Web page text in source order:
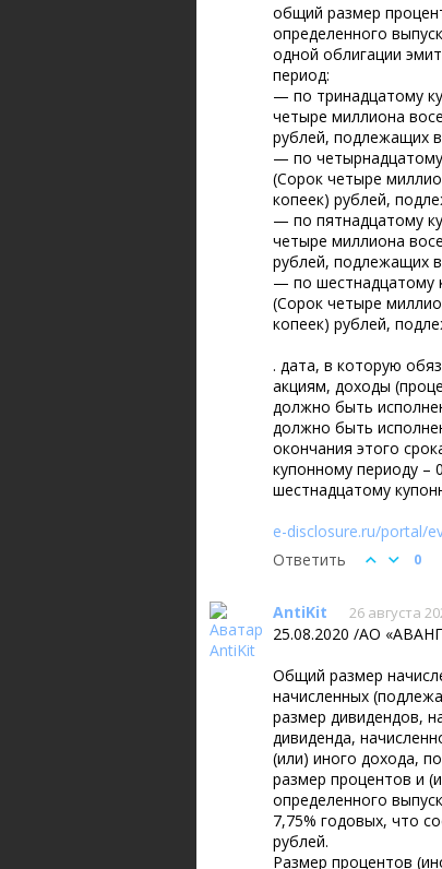
общий размер
определенного
одной облигации
период:
— по тринадцатому
четыре миллиона
рублей, подлежащих
— по четырнадцатому
(Сорок четыре
копеек) рублей,
— по пятнадцатому
четыре миллиона
рублей, подлежащих
— по шестнадцатому
(Сорок четыре
копеек) рублей,
. дата, в которую
акциям, доходы
должно быть
должно быть
окончания этого
купонному периоду –
шестнадцатому
e-disclosure.ru/portal/
Ответить
0
AntiKit 26 августа
25.08.2020 /АО
Общий размер
начисленных
размер дивидендов,
дивиденда,
(или) иного дохода,
размер процентов и
определенного
7,75% годовых, что
рублей.
Размер процентов